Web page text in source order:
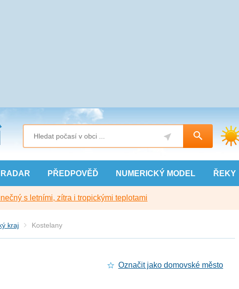
RADAR PŘEDPOVĚĎ NUMERICKÝ MODEL ŘEKY
s letními, zítra i tropickými teplotami
kraj Kostelany
Označit jako domovské město